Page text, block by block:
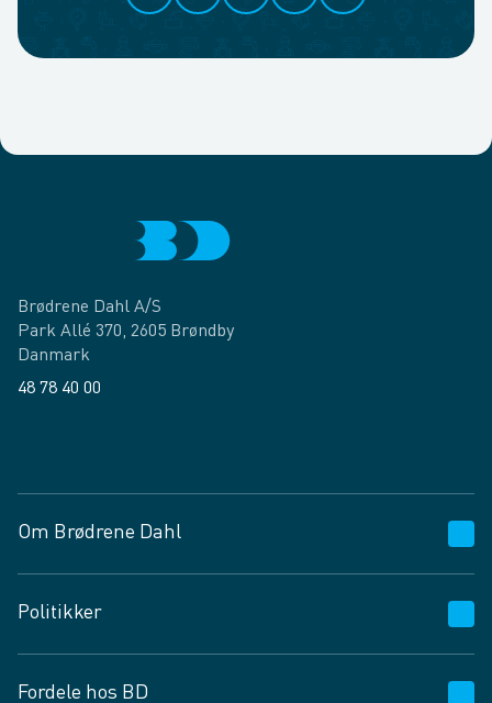
Brødrene Dahl A/S
Park Allé 370, 2605 Brøndby
Danmark
48 78 40 00
Om Brødrene Dahl
Vagttelefon 30 10 89 89
Spørgsmål og svar
Job og karriere
Politikker
Fordele hos BD